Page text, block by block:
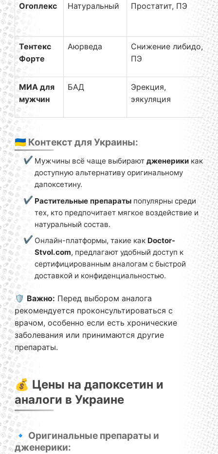
Огоплекс Натуральный Простатит, ПЭ
Тентекс
Форте
Аюрведа
Снижение либидо,
ПЭ
МИА для
мужчин
БАД
Эрекция,
эякуляция
🇺🇦 Контекст для Украины:
Мужчины всё чаще выбираютдженерики как
доступную альтернативу оригинальному
дапоксетину.
Растительные препараты популярны среди
тех, кто предпочитает мягкое воздействие и
натуральный состав.
Онлайн-платформы, такие как Doctor-
Stvol.com, предлагают удобный доступ к
сертифицированным аналогам с быстрой
доставкой и конфиденциальностью.
🛡️ Важно: Перед выбором аналога
рекомендуется проконсультироваться с
врачом, особенно если есть хронические
заболевания или принимаются другие
препараты.
💰 Цены на дапоксетин и
аналоги в Украине
🔹 Оригинальные препараты и
дженерики: